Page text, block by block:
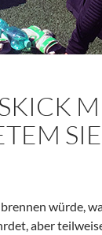
würde,
aber